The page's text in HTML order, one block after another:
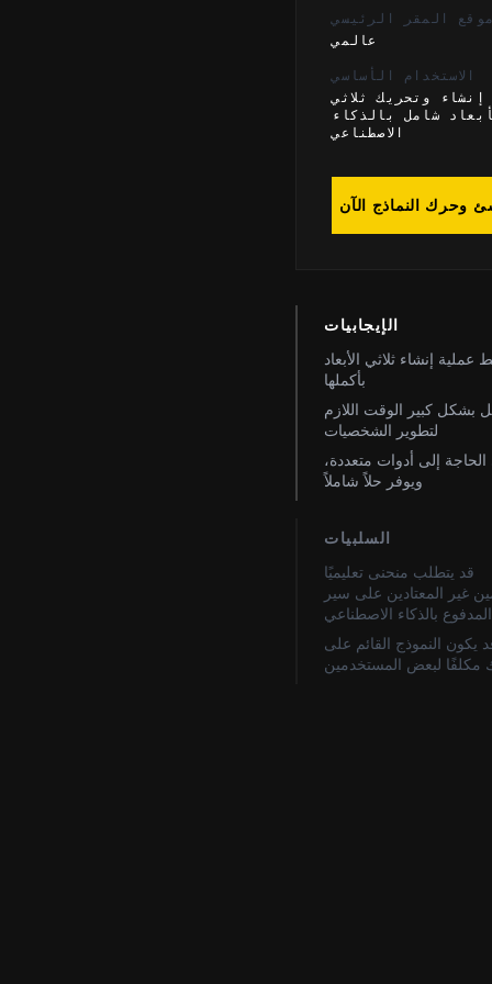
المقر الرئيسي
عالمي
الاستخدام الأساسي
إنشاء وتحريك ثلاثي
شامل بالذكاء
الاصطناعي
وحرك النماذج الآن
الإيجابيات
عملية إنشاء ثلاثي الأبعاد
بأكملها
بشكل كبير الوقت اللازم
لتطوير الشخصيات
إلى أدوات متعددة،
ويوفر حلاً شاملاً
السلبيات
قد يتطلب منحنى تعليميًا
غير المعتادين على سير
بالذكاء الاصطناعي
يكون النموذج القائم على
مكلفًا لبعض المستخدمين